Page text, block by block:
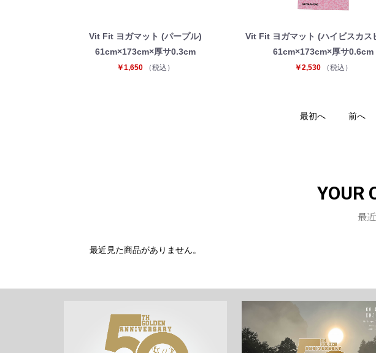
Vit Fit ヨガマット (パープル)
61cm×173cm×厚サ0.3cm
￥1,650 （税込）
Vit Fit ヨガマット (ハイビスカス
61cm×173cm×厚サ0.6cm
￥2,530 （税込）
最初へ 前へ
YOUR
最
最近見た商品がありません。